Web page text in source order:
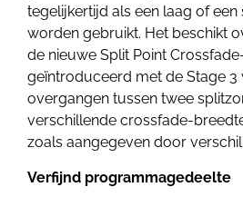
tegelijkertijd als een laag of een
worden gebruikt. Het beschikt
de nieuwe Split Point
geïntroduceerd met de Stage
overgangen tussen twee
verschillende crossfade-
zoals aangegeven door
Verfijnd programmagedeelte